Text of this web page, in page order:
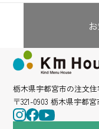
栃木県宇都宮市の注文
〒321-0903 栃木県宇都